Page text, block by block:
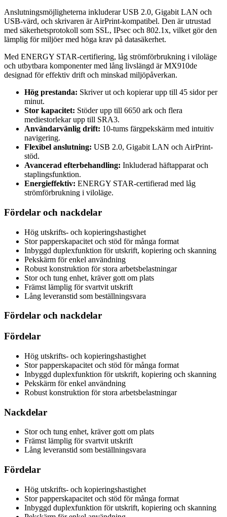
Anslutningsmöjligheterna inkluderar USB 2.0, Gigabit LAN och
USB-värd, och skrivaren är AirPrint-kompatibel. Den är utrustad
med säkerhetsprotokoll som SSL, IPsec och 802.1x, vilket gör den
lämplig för miljöer med höga krav på datasäkerhet.
Med ENERGY STAR-certifiering, låg strömförbrukning i viloläge
och utbytbara komponenter med lång livslängd är MX910de
designad för effektiv drift och minskad miljöpåverkan.
Hög prestanda: Skriver ut och kopierar upp till 45 sidor per
minut.
Stor kapacitet: Stöder upp till 6650 ark och flera
mediestorlekar upp till SRA3.
Användarvänlig drift: 10-tums färgpekskärm med intuitiv
navigering.
Flexibel anslutning: USB 2.0, Gigabit LAN och AirPrint-
stöd.
Avancerad efterbehandling: Inkluderad häftapparat och
staplingsfunktion.
Energieffektiv: ENERGY STAR-certifierad med låg
strömförbrukning i viloläge.
Fördelar och nackdelar
Hög utskrifts- och kopieringshastighet
Stor papperskapacitet och stöd för många format
Inbyggd duplexfunktion för utskrift, kopiering och skanning
Pekskärm för enkel användning
Robust konstruktion för stora arbetsbelastningar
Stor och tung enhet, kräver gott om plats
Främst lämplig för svartvit utskrift
Lång leveranstid som beställningsvara
Fördelar och nackdelar
Fördelar
Hög utskrifts- och kopieringshastighet
Stor papperskapacitet och stöd för många format
Inbyggd duplexfunktion för utskrift, kopiering och skanning
Pekskärm för enkel användning
Robust konstruktion för stora arbetsbelastningar
Nackdelar
Stor och tung enhet, kräver gott om plats
Främst lämplig för svartvit utskrift
Lång leveranstid som beställningsvara
Fördelar
Hög utskrifts- och kopieringshastighet
Stor papperskapacitet och stöd för många format
Inbyggd duplexfunktion för utskrift, kopiering och skanning